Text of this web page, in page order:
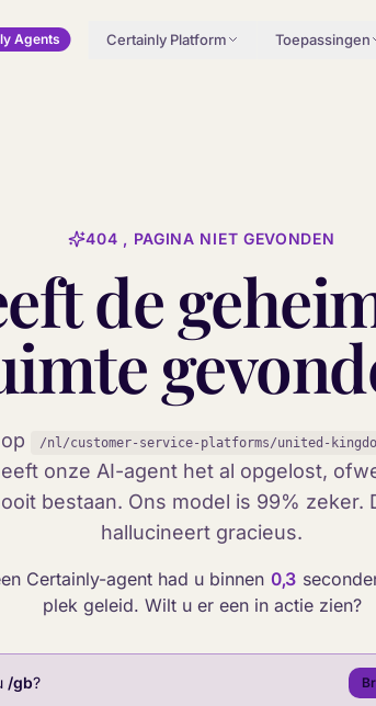
Agents Certainly Platform Toepassingen
404 , PAGINA NIET GEVONDEN
de
/nl/customer-service-platforms/united-
onze AI-agent het al opgelost,
bestaan. Ons model is 99% zeker.
hallucineert gracieus.
Certainly-agent had u binnen 0,3
plek geleid. Wilt u er een in actie zien?
/gb?